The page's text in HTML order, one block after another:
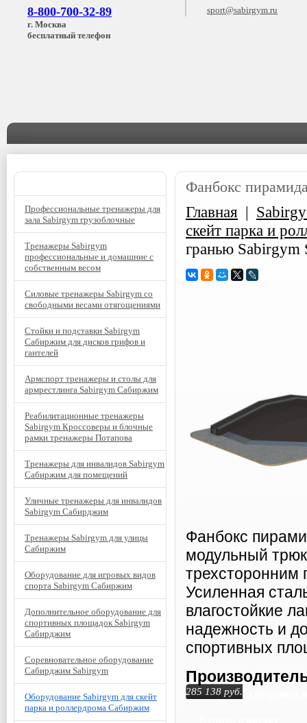
8-800-700-32-89
г. Москва
бесплатный телефон
sport@sabirgym.ru
Фанбокс
Главная |
скейт парка и
гранью Sabirgym
Фанбокс
модульный
трехсторонним
Усиленная
влагостойкие
надежность и
спортивных
285 138 руб.
Профессиональные тренажеры для
зала Sabirgym грузоблочные
Тренажеры Sabirgym
профессиональные и домашние с
собственным весом
Силовые тренажеры Sabirgym со
свободными весами отягощениями
Стойки и подставки Sabirgym
Сабиржим для дисков грифов и
гантелей
Армспорт тренажеры и столы для
армрестлинга Sabirgym Сабиржим
Реабилитационные тренажеры
Sabirgym Кроссоверы и блочные
рамки тренажеры Потапова
Тренажеры для инвалидов Sabirgym
Сабиржим для помещений
Уличные тренажеры для инвалидов
Sabirgym Сабирджим
Тренажеры Sabirgym для улицы
Сабиржим
Оборудование для игровых видов
спорта Sabirgym Сабиржим
Дополнительное оборудование для
спортивных площадок Sabirgym
Сабирджим
Соревновательное оборудование
Сабирджим Sabirgym
Оборудование Sabirgym для скейт
парка и роллердрома Сабиржим